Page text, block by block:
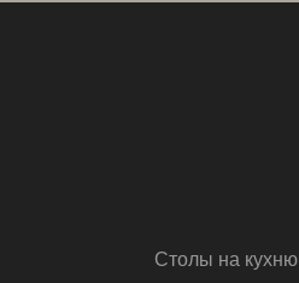
Столы на кухню